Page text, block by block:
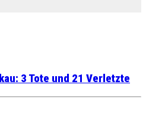
3 Tote und 21 Verletzte